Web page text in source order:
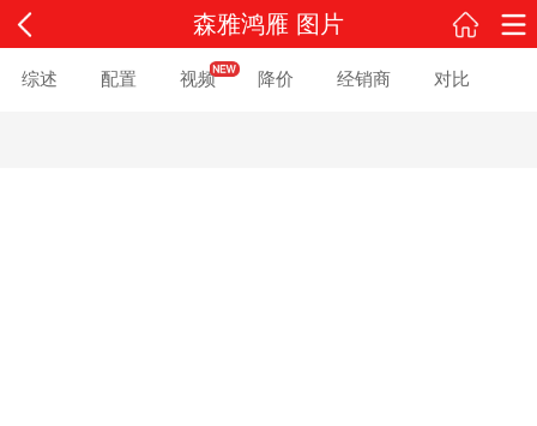
森雅鸿雁 图片
综述 配置 视频 降价 经销商 对比